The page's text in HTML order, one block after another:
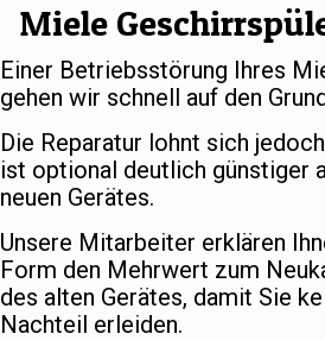
Miele
Einer Betriebsstörung Ihres
gehen wir schnell auf den
Die Reparatur lohnt sich
ist optional deutlich günstiger
neuen Gerätes.
Unsere Mitarbeiter erklären
Form den Mehrwert zum
des alten Gerätes, damit Sie
Nachteil erleiden.